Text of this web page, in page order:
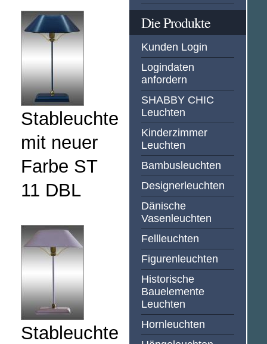
Stableuchte
mit neuer
Farbe ST
11 DBL
Stableuchte
Die Produkte
Kunden Login
Logindaten
anfordern
SHABBY CHIC
Leuchten
Kinderzimmer
Leuchten
Bambusleuchten
Designerleuchten
Dänische
Vasenleuchten
Fellleuchten
Figurenleuchten
Historische
Bauelemente
Leuchten
Hornleuchten